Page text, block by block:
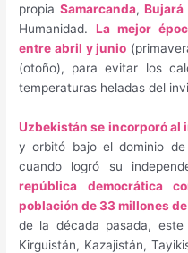
propia Samarcanda,Bujará
Humanidad. La mejor
entre abril y junio
(otoño), para evitar los
temperaturas heladas del
Uzbekistán se incorporó al
y orbitó bajo el dominio
cuando logró su
república democrática
población de 33 millones
de la década pasada,
Kirguistán, Kazajistán,